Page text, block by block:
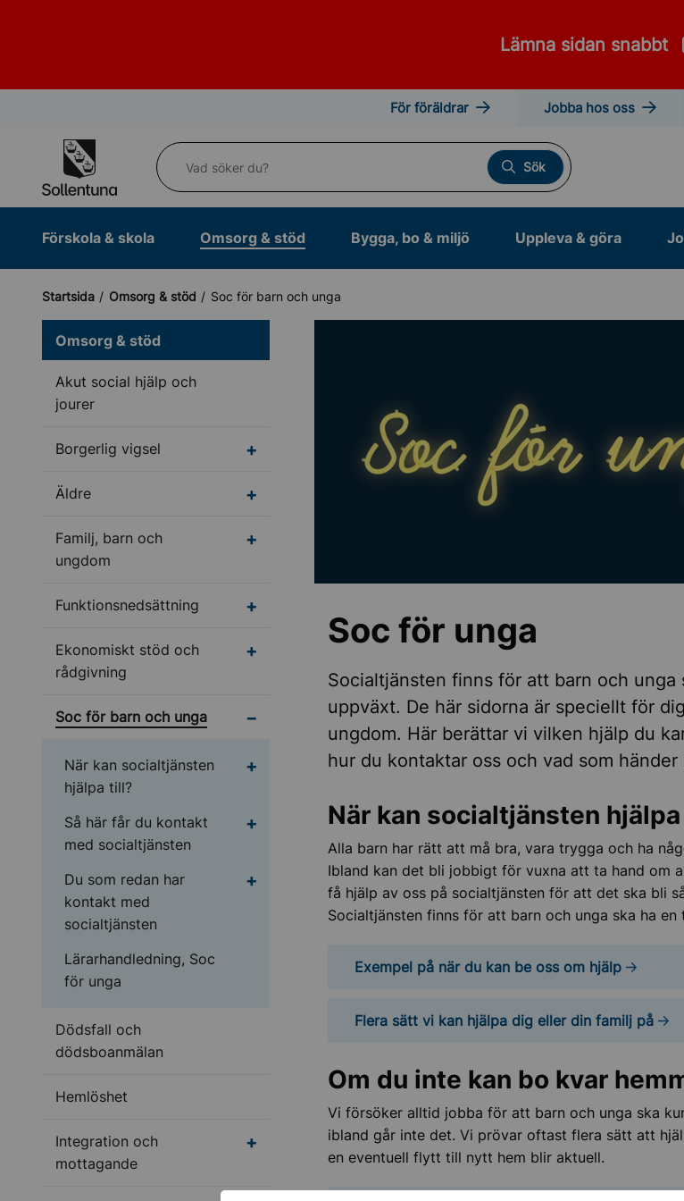
Lämna sidan snabbt
För föräldrar Jobba hos oss
Vad söker du?
Sök
Förskola & skola Omsorg & stöd Bygga, bo & miljö Uppleva & göra
Startsida Omsorg & stöd Soc för barn och unga
Omsorg & stöd
Akut social hjälp och
jourer
Borgerlig vigsel Undermeny för Borgerlig vigsel
Äldre Undermeny för Äldre
Familj, barn och
ungdom
Undermeny för Familj, barn och ungdom
Funktionsnedsättning Undermeny för Funktionsnedsättning
Ekonomiskt stöd och
rådgivning
Undermeny för Ekonomiskt stöd och rådgivning
Soc för barn och unga Undermeny för Soc för barn och unga
När kan socialtjänsten
hjälpa till?
Undermeny för När kan socialtjänsten hjälpa till?
Så här får du kontakt
med socialtjänsten
Undermeny för Så här får du kontakt med socialtjänsten
Du som redan har
kontakt med
socialtjänsten
Undermeny för Du som redan har kontakt med socialtjänsten
Lärarhandledning, Soc
för unga
Dödsfall och
dödsboanmälan
Hemlöshet
Integration och
mottagande
Undermeny för Integration och mottagande
Soc för unga
Socialtjänsten finns för att barn och unga
uppväxt. De här sidorna är speciellt för
ungdom. Här berättar vi vilken hjälp du
hur du kontaktar oss och vad som
När kan socialtjänsten
Alla barn har rätt att må bra, vara trygga och ha
Ibland kan det bli jobbigt för vuxna att ta hand om
få hjälp av oss på socialtjänsten för att det ska bli
Socialtjänsten finns för att barn och unga ska ha
Exempel på när du kan be oss om hjälp
Flera sätt vi kan hjälpa dig eller din familj på
Om du inte kan bo kvar
Vi försöker alltid jobba för att barn och unga ska
ibland går inte det. Vi prövar oftast flera sätt att
en eventuell flytt till nytt hem blir aktuell.